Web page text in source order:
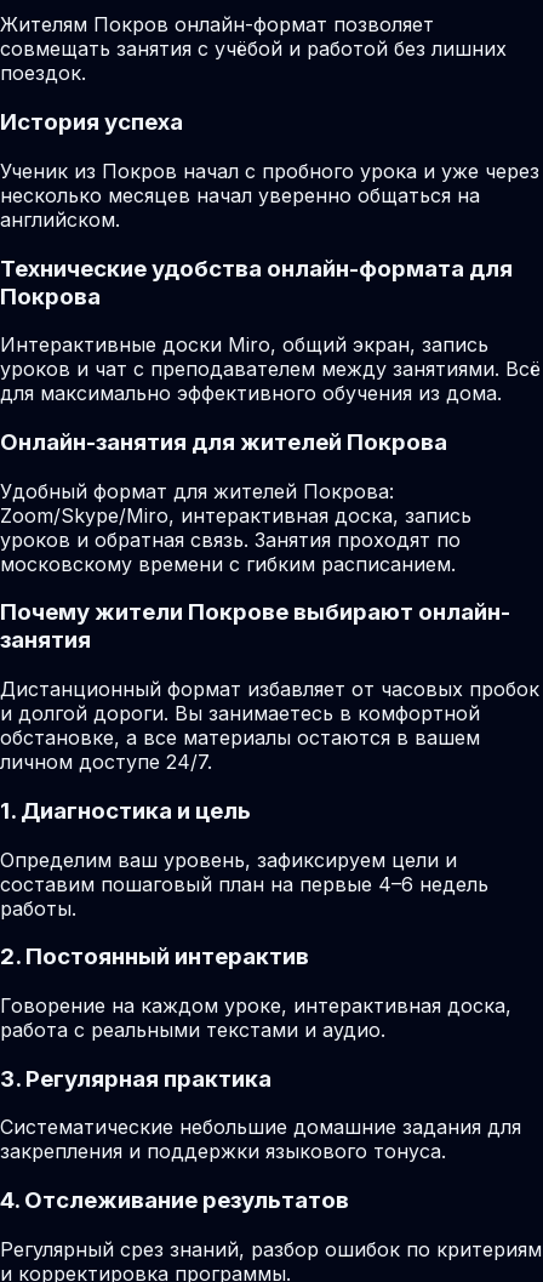
Жителям Покров онлайн-формат позволяет
совмещать занятия с учёбой и работой без лишних
поездок.
История успеха
Ученик из Покров начал с пробного урока и уже через
несколько месяцев начал уверенно общаться на
английском.
Технические удобства онлайн-формата для
Покрова
Интерактивные доски Miro, общий экран, запись
уроков и чат с преподавателем между занятиями. Всё
для максимально эффективного обучения из дома.
Онлайн-занятия для жителей Покрова
Удобный формат для жителей Покрова:
Zoom/Skype/Miro, интерактивная доска, запись
уроков и обратная связь. Занятия проходят по
московскому времени с гибким расписанием.
Почему жители Покрове выбирают онлайн-
занятия
Дистанционный формат избавляет от часовых пробок
и долгой дороги. Вы занимаетесь в комфортной
обстановке, а все материалы остаются в вашем
личном доступе 24/7.
1. Диагностика и цель
Определим ваш уровень, зафиксируем цели и
составим пошаговый план на первые 4–6 недель
работы.
2. Постоянный интерактив
Говорение на каждом уроке, интерактивная доска,
работа с реальными текстами и аудио.
3. Регулярная практика
Систематические небольшие домашние задания для
закрепления и поддержки языкового тонуса.
4. Отслеживание результатов
Регулярный срез знаний, разбор ошибок по критериям
и корректировка программы.